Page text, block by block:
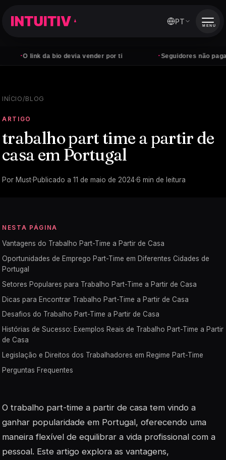
O link da bio devia vender por ti Seguidores não pagam
PT MENU
INÍCIO/BLOG
ARTIGO
trabalho part time a partir de
casa em Portugal
Por Must·Publicado a 11 de maio de 2024·6 min de leitura
NESTA PÁGINA
Vantagens do Trabalho Part-Time a Partir de Casa
Oportunidades de Emprego Part-Time em Diferentes Cidades de
Portugal
Setores Populares para Trabalho Part-Time a Partir de Casa
Dicas para Encontrar Trabalho Part-Time a Partir de Casa
Desafios do Trabalho Part-Time a Partir de Casa
Histórias de Sucesso: Exemplos Reais de Trabalho Part-Time a Partir
de Casa
Legislação e Direitos dos Trabalhadores em Regime Part-Time
Perguntas Frequentes
O trabalho part-time a partir de casa tem vindo a
ganhar popularidade em Portugal, oferecendo uma
maneira flexível de equilibrar a vida profissional com a
pessoal. Este artigo explora as vantagens,